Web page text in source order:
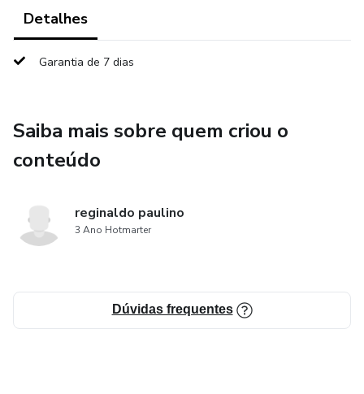
Detalhes
Garantia de 7 dias
Saiba mais sobre quem criou o
conteúdo
reginaldo paulino
3 Ano Hotmarter
Dúvidas frequentes